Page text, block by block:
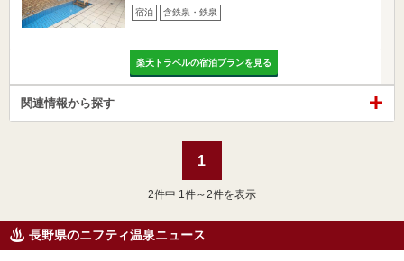
宿泊 含鉄泉・鉄泉
楽天トラベルの宿泊プランを見る
関連情報から探す
1
2件中 1件～2件を表示
長野県のニフティ温泉ニュース